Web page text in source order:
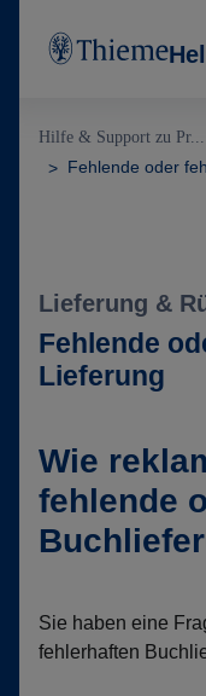
Hilfe & Support zu Pr...
Fehlende oder
Lieferung &
Fehlende
Lieferung
Wie
fehlende
Sie haben eine
fehlerhaften